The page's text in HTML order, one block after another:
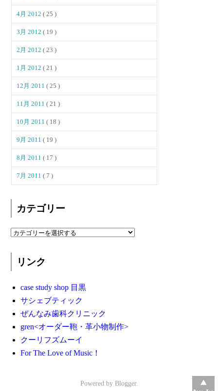
4月 2012( 25 )
3月 2012( 19 )
2月 2012( 23 )
1月 2012( 21 )
12月 2011( 25 )
11月 2011( 21 )
10月 2011( 18 )
9月 2011( 19 )
8月 2011( 17 )
7月 2011( 7 )
カテゴリー
リンク
case study shop 目黒
サシェブティック
ぜんなみ歯科クリニック
gren<オーダー鞄・革小物制作>
クーリフズムーイ
For The Love of Music！
Powered by Blogger.